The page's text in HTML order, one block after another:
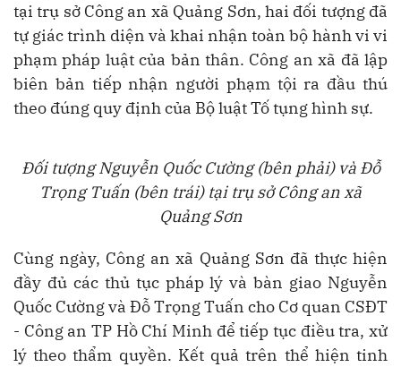
tại trụ sở Công an xã Quảng Sơn, hai đối tượng đã
tự giác trình diện và khai nhận toàn bộ hành vi vi
phạm pháp luật của bản thân. Công an xã đã lập
biên bản tiếp nhận người phạm tội ra đầu thú
theo đúng quy định của Bộ luật Tố tụng hình sự.
Đối tượng Nguyễn Quốc Cường (bên phải) và Đỗ
Trọng Tuấn (bên trái) tại trụ sở Công an xã
Quảng Sơn
Cùng ngày, Công an xã Quảng Sơn đã thực hiện
đầy đủ các thủ tục pháp lý và bàn giao Nguyễn
Quốc Cường và Đỗ Trọng Tuấn cho Cơ quan CSĐT
- Công an TP Hồ Chí Minh để tiếp tục điều tra, xử
lý theo thẩm quyền. Kết quả trên thể hiện tinh